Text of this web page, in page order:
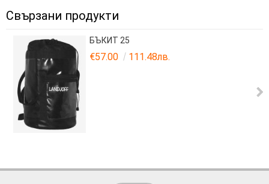
Свързани продукти
БЪКИТ 25
€57.00 111.48лв.